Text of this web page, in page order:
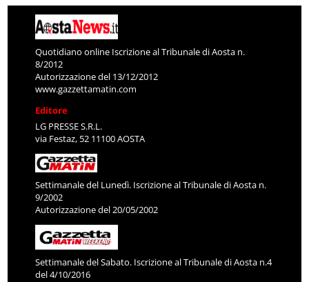
Quotidiano online Iscrizione al Tribunale di Aosta n.
8/2012
Autorizzazione del 13/12/2012
www.gazzettamatin.com
Editore
LG PRESSE S.R.L.
via Festaz, 52 11100 AOSTA
Settimanale del Lunedì. Iscrizione al Tribunale di Aosta n.
9/2002
Autorizzazione del 20/05/2002
Settimanale del Sabato. Iscrizione al Tribunale di Aosta n.4
del 4/10/2016